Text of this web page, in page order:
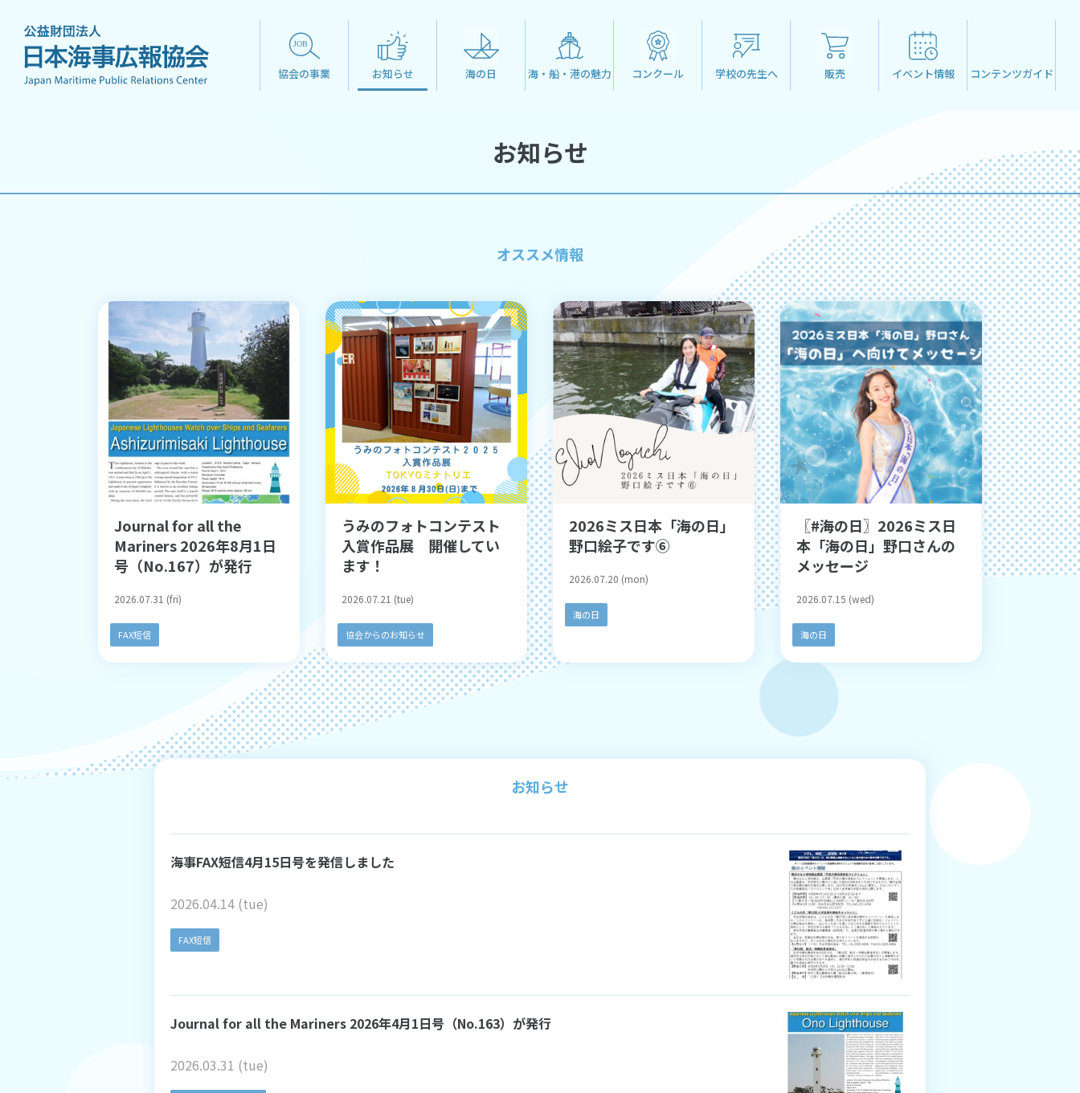
協会の事業 お知らせ 海の日 海・船・港の魅力 コンクール 学校の先生へ 販売 イベント情報 コンテンツガイド
お知らせ
オススメ情報
Journal for all the
Mariners 2026年8月1日
号（No.167）が発行
2026.07.31 (fri)
FAX短信
うみのフォトコンテスト
入賞作品展 開催してい
ます！
2026.07.21 (tue)
協会からのお知らせ
2026ミス日本「海の日」
野口絵子です⑥
2026.07.20 (mon)
海の日
〖#海の日〗2026ミス日
本「海の日」野口さんの
メッセージ
2026.07.15 (wed)
海の日
お知らせ
海事FAX短信4月15日号を発信しました
2026.04.14 (tue)
FAX短信
Journal for all the Mariners 2026年4月1日号（No.163）が発行
2026.03.31 (tue)